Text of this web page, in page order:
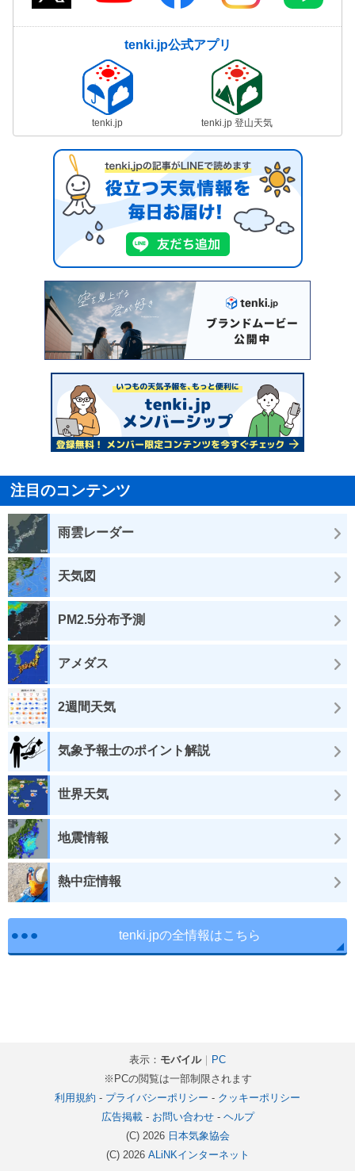
南知多町 美浜町
幸田町
tenki.jp公式アプリ
tenki.jp tenki.jp 登山天気
注目のコンテンツ
雨雲レーダー
天気図
PM2.5分布予測
アメダス
2週間天気
気象予報士のポイント解説
世界天気
地震情報
熱中症情報
tenki.jpの全情報はこちら
表示： モバイル｜
PC
※PCの閲覧は一部制限されます
利用規約 - プライバシーポリシー - クッキーポリシー
広告掲載- お問い合わせ- ヘルプ
(C) 2026 日本気象協会
(C) 2026 ALiNKインターネット